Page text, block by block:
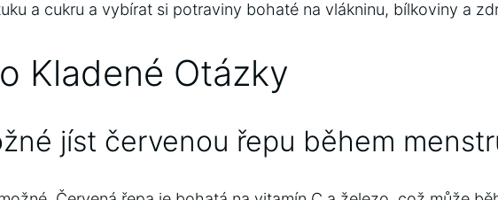
a cukru a vybírat si potraviny bohaté na vlákninu, bílkoviny a
Kladené Otázky
jíst červenou řepu během